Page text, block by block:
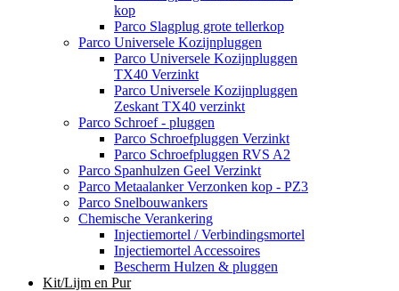
kop
Parco Slagplug grote tellerkop
Parco Universele Kozijnpluggen
Parco Universele Kozijnpluggen
TX40 Verzinkt
Parco Universele Kozijnpluggen
Zeskant TX40 verzinkt
Parco Schroef - pluggen
Parco Schroefpluggen Verzinkt
Parco Schroefpluggen RVS A2
Parco Spanhulzen Geel Verzinkt
Parco Metaalanker Verzonken kop - PZ3
Parco Snelbouwankers
Chemische Verankering
Injectiemortel / Verbindingsmortel
Injectiemortel Accessoires
Bescherm Hulzen & pluggen
Kit/Lijm en Pur